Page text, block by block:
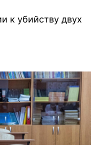
к убийству двух